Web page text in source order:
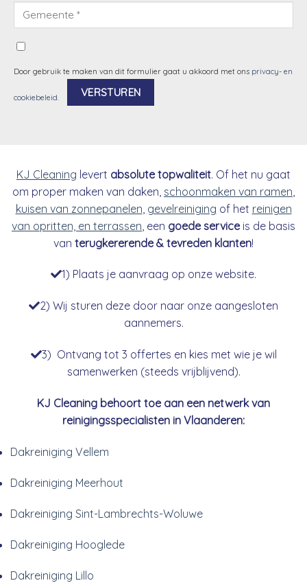
Door gebruik te maken van dit formulier gaat u akkoord met ons privacy- en
cookiebeleid.
KJ Cleaning levert absolute topwaliteit. Of het nu gaat
om proper maken van daken, schoonmaken van ramen
kuisen van zonnepanelen gevelreiniging of het reinigen
van opritten, en terrassen , een goede serviceis de basis
van terugkererende & tevreden klanten!
1) Plaats je aanvraag op onze website.
2) Wij sturen deze door naar onze aangesloten
aannemers.
3) Ontvang tot 3 offertes en kies met wie je wil
samenwerken (steeds vrijblijvend).
KJ Cleaning behoort toe aan een netwerk van
reinigingsspecialisten in Vlaanderen:
Dakreiniging Vellem
Dakreiniging Meerhout
Dakreiniging Sint-Lambrechts-Woluwe
Dakreiniging Hooglede
Dakreiniging Lillo